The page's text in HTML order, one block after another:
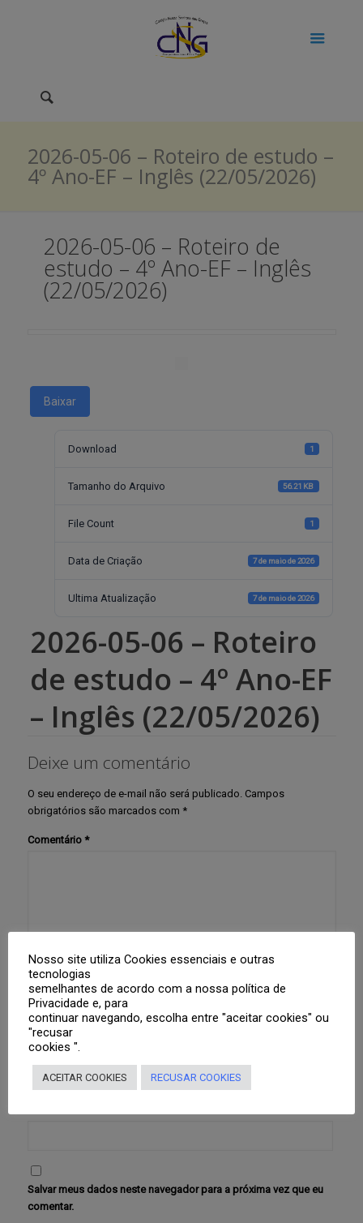
2026-05-06 – Roteiro de estudo –
4º Ano-EF – Inglês (22/05/2026)
2026-05-06 – Roteiro de
estudo – 4º Ano-EF – Inglês
(22/05/2026)
Baixar
Download 1
Tamanho do Arquivo 56.21 KB
File Count 1
Data de Criação 7 de maio de 2026
Ultima Atualização 7 de maio de 2026
2026-05-06 – Roteiro
de estudo – 4º Ano-EF
– Inglês (22/05/2026)
Deixe um comentário
O seu endereço de e-mail não será publicado. Campos
obrigatórios são marcados com *
Comentário *
Nome*
E-mail*
Salvar meus dados neste navegador para a próxima vez que eu
comentar.
Nosso site utiliza Cookies essenciais e outras
tecnologias
semelhantes de acordo com a nossa política de
Privacidade e, para
continuar navegando, escolha entre "aceitar cookies" ou
"recusar
cookies ".
ACEITAR COOKIES RECUSAR COOKIES